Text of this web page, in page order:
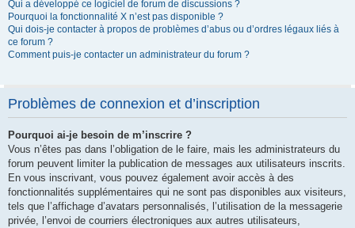
Qui a développé ce logiciel de forum de discussions ?
Pourquoi la fonctionnalité X n’est pas disponible ?
Qui dois-je contacter à propos de problèmes d’abus ou d’ordres légaux liés à
ce forum ?
Comment puis-je contacter un administrateur du forum ?
Problèmes de connexion et d’inscription
Pourquoi ai-je besoin de m’inscrire ?
Vous n’êtes pas dans l’obligation de le faire, mais les administrateurs du
forum peuvent limiter la publication de messages aux utilisateurs inscrits.
En vous inscrivant, vous pouvez également avoir accès à des
fonctionnalités supplémentaires qui ne sont pas disponibles aux visiteurs,
tels que l’affichage d’avatars personnalisés, l’utilisation de la messagerie
privée, l’envoi de courriers électroniques aux autres utilisateurs,